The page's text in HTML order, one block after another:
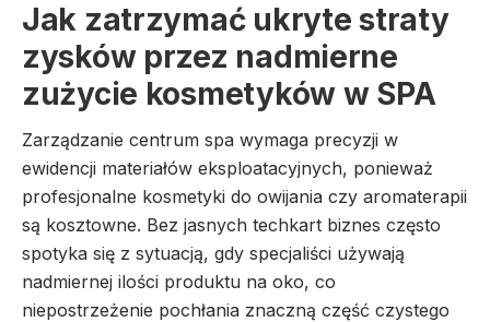
Jak zatrzymać ukryte straty
zysków przez nadmierne
zużycie kosmetyków w SPA
Zarządzanie centrum spa wymaga precyzji w
ewidencji materiałów eksploatacyjnych, ponieważ
profesjonalne kosmetyki do owijania czy aromaterapii
są kosztowne. Bez jasnych techkart biznes często
spotyka się z sytuacją, gdy specjaliści używają
nadmiernej ilości produktu na oko, co
niepostrzeżenie pochłania znaczną część czystego